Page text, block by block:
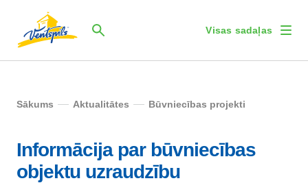
Visas sadaļas
Sākums Aktualitātes Būvniecības projekti
Informācija par būvniecības
objektu uzraudzību